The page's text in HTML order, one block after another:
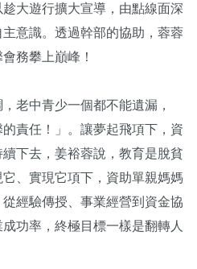
大遊行擴大宣導，由點線面深
意識。透過幹部的協助，蓉蓉
務攀上巔峰！
老中青少一個都不能遺漏，
的責任！」。讓夢起飛項下，資
下去，姜裕蓉說，教育是脫貧
、實現它項下，資助單親媽媽
經驗傳授、事業經營到資金協
功率，終極目標一樣是翻轉人